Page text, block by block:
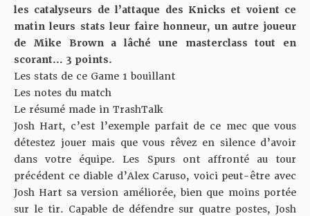
les catalyseurs de l’attaque des Knicks et voient ce
matin leurs stats leur faire honneur, un autre joueur
de Mike Brown a lâché une masterclass tout en
scorant… 3 points.
Les stats de ce Game 1 bouillant
Les notes du match
Le résumé made in TrashTalk
Josh Hart, c’est l’exemple parfait de ce mec que vous
détestez jouer mais que vous rêvez en silence d’avoir
dans votre équipe. Les Spurs ont affronté au tour
précédent ce diable d’Alex Caruso, voici peut-être avec
Josh Hart sa version améliorée, bien que moins portée
sur le tir. Capable de défendre sur quatre postes, Josh